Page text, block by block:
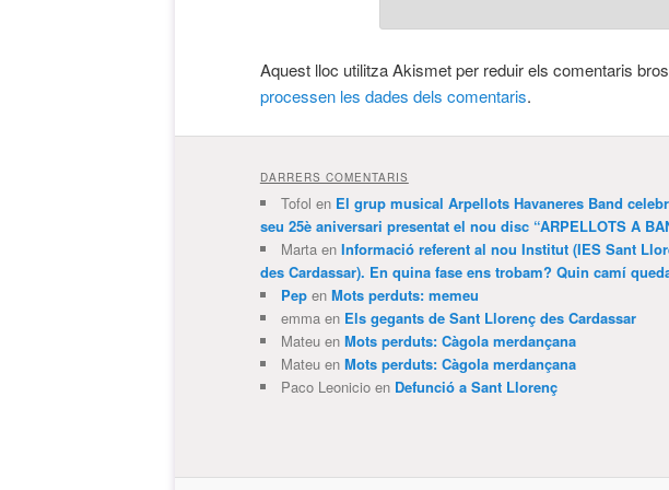
Aquest lloc utilitza Akismet per reduir els comentaris
processen les dades dels comentaris.
DARRERS COMENTARIS
Tofol en El grup musical Arpellots Havaneres Band
seu 25è aniversari presentat el nou disc “ARPELLOTS A
Martaen Informació referent al nou Institut (IES Sant
des Cardassar). En quina fase ens trobam? Quin camí
Pepen Mots perduts: memeu
emmaen Els gegants de Sant Llorenç des Cardassar
Mateuen Mots perduts: Càgola merdançana
Mateuen Mots perduts: Càgola merdançana
Paco Leonicioen Defunció a Sant Llorenç